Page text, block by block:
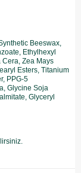
Beeswax,
Ethylhexyl
Zea Mays
Esters, Titanium
PPG-5
Glycine Soja
Glyceryl